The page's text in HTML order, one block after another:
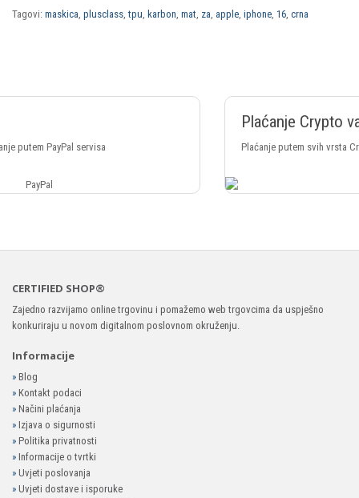
Tagovi: maskica, plusclass,tpu, karbon, mat, za, apple, iphone, 16, crna
Plaćanje putem svih vrsta Crypto valuta
CERTIFIED SHOP®
Zajedno razvijamo online trgovinu i pomažemo web trgovcima da uspješno
konkuriraju u novom digitalnom poslovnom okruženju.
Informacije
» Blog
» Kontakt podaci
» Načini plaćanja
» Izjava o sigurnosti
» Politika privatnosti
» Informacije o tvrtki
» Uvjeti poslovanja
» Uvjeti dostave i isporuke